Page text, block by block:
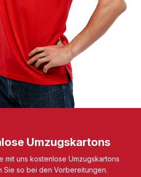
Umzugskartons
mit uns kostenlose Umzugskartons
Sie so bei den Vorbereitungen.